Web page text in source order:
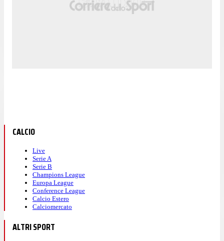
CALCIO
Live
Serie A
Serie B
Champions League
Europa League
Conference League
Calcio Estero
Calciomercato
ALTRI SPORT